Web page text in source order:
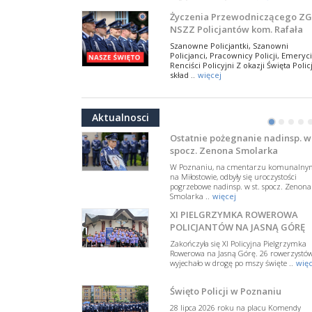
Życzenia Przewodniczącego ZG
NSZZ Policjantów kom. Rafała
Jankowskiego z okazji Święta
Policji 2026
Szanowne Policjantki, Szanowni
Policjanci, Pracownicy Policji,
Renciści Policyjni Z okazji Święta
skład .. więcej
NSZZ Policjantów: Policja nie
W przestrzeni publicznej po raz
pojawiły się wypowiedzi, które
w funkcjonariuszki i funkcjonariuszy
Policj .. więcej
Dodatkowe zarobkowanie
policjantów. NSZZP: obecne
rozwiązania wymagają zmian
zmiany przepisów regulujących
podejmowanie przez policjantów
dodatkowej pracy zarobkowe ..
więcej
Krok 1. Umorzenie. Krok 2.
z hejtem
Postępowanie dotyczące interwencji
Policji w miejscu zamieszkania red.
Tomasza Sakiewicza zostało
Aktualnosci
•• • •
NSZZ Policjantów
Na zaproszenie Zarządu Głównego NSZZ
Policjantów w Polsce gościł Rafael
Departamentu Policji w Nowym Jorku, o
.. więcej
PAMIĘTAMY I ODDAJMY HOŁD
SIERŻ. MARKOWI SIENICKIEMU
poświęconą starszemu sierżantowi Mar
Ostatnie pożegnanie nadinsp. w
spocz. Zenona Smolarka
W Poznaniu, na cmentarzu
na Miłostowie, odbyły się uroczystości
pogrzebowe nadinsp. w st. spocz. Zenona
Smolarka .. więcej
XI PIELGRZYMKA ROWEROWA
POLICJANTÓW NA JASNĄ GÓRĘ
Zakończyła się XI Policyjna Pielgrzymka
Rowerowa na Jasną Górę. 26
wyjechało w drogę po mszy święte ..
Święto Policji w Poznaniu
28 lipca 2026 roku na placu Komendy